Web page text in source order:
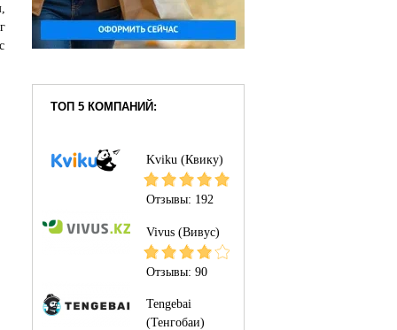
ТОП 5 КОМПАНИЙ:
Kviku (Квику)
Отзывы: 192
Vivus (Вивус)
Отзывы: 90
Tengebai
(Тенгобаи)